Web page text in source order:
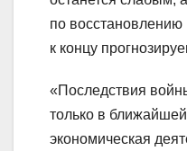
по восстановлению
к концу
«Последствия
только в ближайшей
экономическая